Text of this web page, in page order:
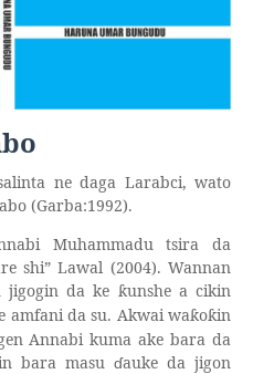
ne daga Larabci, wato
(Garba:1992).
Muhammadu tsira da
shi” Lawal (2004). Wannan
jigogin da ke ƙunshe a cikin
amfani da su. Akwai waƙoƙin
Annabi kuma ake bara da
bara masu ɗauke da jigon